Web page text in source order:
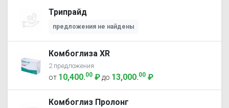
Трипрайд
предложения не найдены
Комбоглиза ХR
2 предложения
от 10,400.00 ₽ до 13,000.00 ₽
Комбоглиз Пролонг